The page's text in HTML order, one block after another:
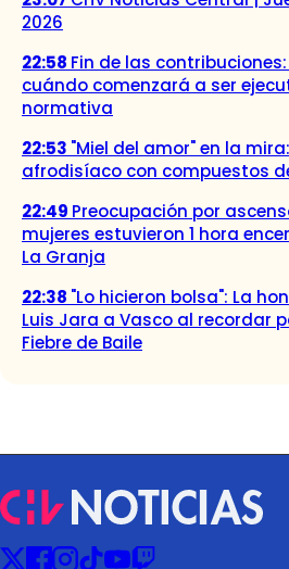
2026
22:58 Fin de las
cuándo comenzará a ser
normativa
22:53 "Miel del amor" en la
afrodisíaco con compuestos
22:49 Preocupación por
mujeres estuvieron 1 hora
La Granja
22:38 "Lo hicieron bolsa": La
Luis Jara a Vasco al recordar
Fiebre de Baile